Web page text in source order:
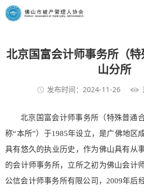
北京国富会计师事务所（
山分所
发布时间：2024-11-26
北京国富会计师事务所（特殊普通
称“本所”）于1985年设立，是广佛地区
具有悠久的执业历史，作为佛山具有从
的会计师事务所，立所之初为佛山会计
公信会计师事务所有限公司，2009年后